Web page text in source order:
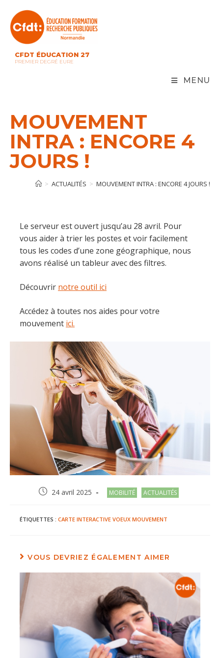
content
CFDT ÉDUCATION 27
PREMIER DEGRÉ EURE
MENU
MOUVEMENT
INTRA : ENCORE 4
JOURS !
> ACTUALITÉS > MOUVEMENT INTRA : ENCORE 4 JOURS !
Le serveur est ouvert jusqu’au 28 avril. Pour
vous aider à trier les postes et voir facilement
tous les codes d’une zone géographique, nous
avons réalisé un tableur avec des filtres.
Découvrir notre outil ici
Accédez à toutes nos aides pour votre
mouvement ici.
Post24 avril 2025
Post
MOBILITÉ ACTUALITÉS
ÉTIQUETTES : CARTE INTERACTIVE VOEUX MOUVEMENT
VOUS DEVRIEZ ÉGALEMENT AIMER